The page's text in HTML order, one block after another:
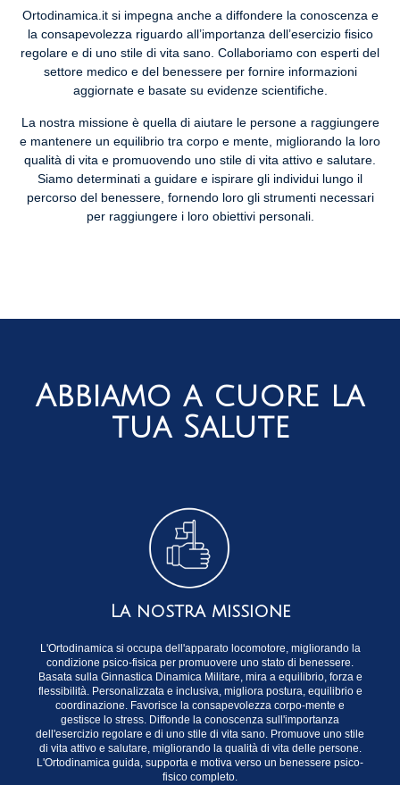
Ortodinamica.it si impegna anche a diffondere la conoscenza e
la consapevolezza riguardo all’importanza dell’esercizio fisico
regolare e di uno stile di vita sano. Collaboriamo con esperti del
settore medico e del benessere per fornire informazioni
aggiornate e basate su evidenze scientifiche.
La nostra missione è quella di aiutare le persone a raggiungere
e mantenere un equilibrio tra corpo e mente, migliorando la loro
qualità di vita e promuovendo uno stile di vita attivo e salutare.
Siamo determinati a guidare e ispirare gli individui lungo il
percorso del benessere, fornendo loro gli strumenti necessari
per raggiungere i loro obiettivi personali.
Abbiamo a cuore la
tua Salute
La nostra missione
L'Ortodinamica si occupa dell'apparato locomotore, migliorando la
condizione psico-fisica per promuovere uno stato di benessere.
Basata sulla Ginnastica Dinamica Militare, mira a equilibrio, forza e
flessibilità. Personalizzata e inclusiva, migliora postura, equilibrio e
coordinazione. Favorisce la consapevolezza corpo-mente e
gestisce lo stress. Diffonde la conoscenza sull'importanza
dell'esercizio regolare e di uno stile di vita sano. Promuove uno stile
di vita attivo e salutare, migliorando la qualità di vita delle persone.
L'Ortodinamica guida, supporta e motiva verso un benessere psico-
fisico completo.